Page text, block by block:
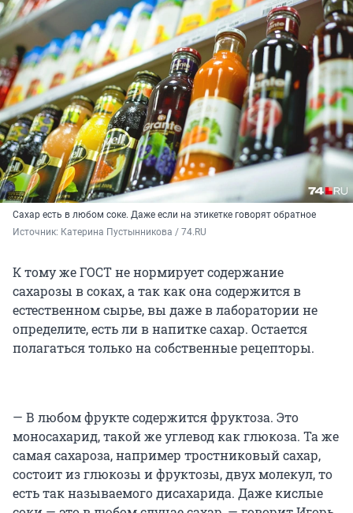
Сахар есть в любом соке. Даже если на этикетке говорят обратное
Источник: Катерина Пустынникова / 74.RU
К тому же ГОСТ не нормирует содержание
сахарозы в соках, а так как она содержится в
естественном сырье, вы даже в лаборатории не
определите, есть ли в напитке сахар. Остается
полагаться только на собственные рецепторы.
— В любом фрукте содержится фруктоза. Это
моносахарид, такой же углевод как глюкоза. Та же
самая сахароза, например тростниковый сахар,
состоит из глюкозы и фруктозы, двух молекул, то
есть так называемого дисахарида. Даже кислые